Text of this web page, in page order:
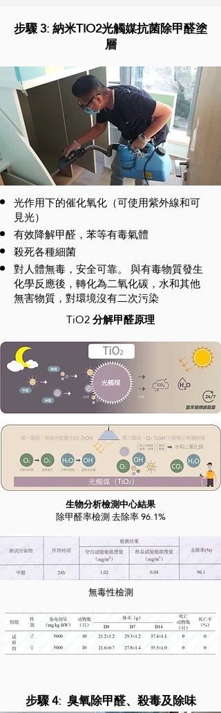
步驟 3: 納米TIO2光觸媒抗菌除甲醛塗
層
光作用下的催化氧化（可使用紫外線和可
見光）
有效降解甲醛，苯等有毒氣體
殺死各種細菌
對人體無毒，安全可靠。 與有毒物質發生
化學反應後，轉化為二氧化碳，水和其他
無害物質，對環境沒有二次污染
TiO2分解甲醛原理
生物分析檢測中心結果
除甲醛率檢測 去除率 96.1%
無毒性檢測
步驟 4: 臭氧除甲醛、殺毒及除味